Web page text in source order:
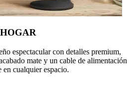
espectacular con detalles premium,
mate y un cable de alimentación
en cualquier espacio.